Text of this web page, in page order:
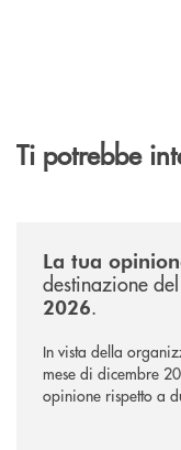
Ti potrebbe
La tua
destinazione del
2026.
In vista della
mese di dicembre
opinione rispetto a